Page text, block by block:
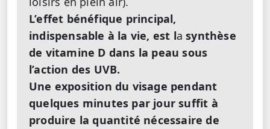
L’effet bénéfique principal,
indispensable à la vie, est la synthèse
de vitamine D dans la peau sous
l’action des UVB.
Une exposition du visage pendant
quelques minutes par jour suffit à
produire la quantité nécessaire de